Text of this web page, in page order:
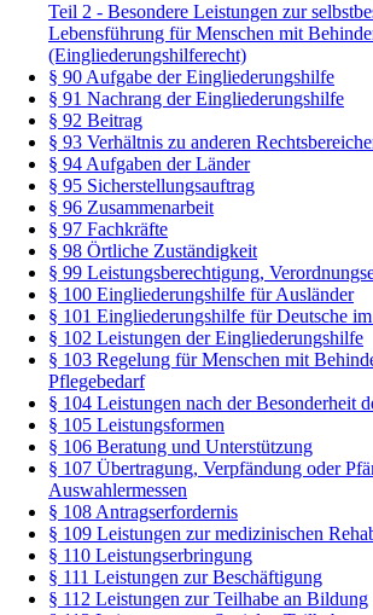
Teil 2 - Besondere Leistungen zur
Lebensführung für Menschen mit
(Eingliederungshilferecht)
§ 90 Aufgabe der Eingliederungshilfe
§ 91 Nachrang der Eingliederungshilfe
§ 92 Beitrag
§ 93 Verhältnis zu anderen
§ 94 Aufgaben der Länder
§ 95 Sicherstellungsauftrag
§ 96 Zusammenarbeit
§ 97 Fachkräfte
§ 98 Örtliche Zuständigkeit
§ 99 Leistungsberechtigung,
§ 100 Eingliederungshilfe für Ausländer
§ 101 Eingliederungshilfe für Deutsche
§ 102 Leistungen der Eingliederungshilfe
§ 103 Regelung für Menschen mit
Pflegebedarf
§ 104 Leistungen nach der Besonderheit
§ 105 Leistungsformen
§ 106 Beratung und Unterstützung
§ 107 Übertragung, Verpfändung oder
Auswahlermessen
§ 108 Antragserfordernis
§ 109 Leistungen zur medizinischen
§ 110 Leistungserbringung
§ 111 Leistungen zur Beschäftigung
§ 112 Leistungen zur Teilhabe an Bildung